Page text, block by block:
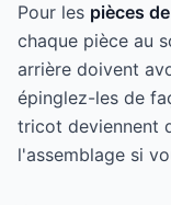
Pour les pièces
chaque pièce au
arrière doivent
épinglez-les de
tricot deviennent
l'assemblage si